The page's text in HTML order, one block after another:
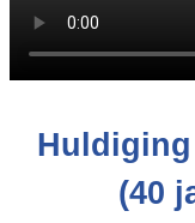
(40